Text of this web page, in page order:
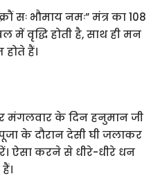
सः भौमाय नमः” मंत्र का 108
वृद्धि होती है, साथ ही मन
हैं।
मंगलवार के दिन हनुमान जी
के दौरान देसी घी जलाकर
ऐसा करने से धीरे-धीरे धन